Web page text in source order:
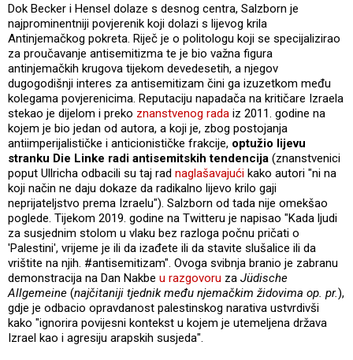
Dok Becker i Hensel dolaze s desnog centra, Salzborn je
najprominentniji povjerenik koji dolazi s lijevog krila
Antinjemačkog pokreta. Riječ je o politologu koji se specijalizirao
za proučavanje antisemitizma te je bio važna figura
antinjemačkih krugova tijekom devedesetih, a njegov
dugogodišnji interes za antisemitizam čini ga izuzetkom među
kolegama povjerenicima. Reputaciju napadača na kritičare Izraela
stekao je dijelom i preko znanstvenog rada iz 2011. godine na
kojem je bio jedan od autora, a koji je, zbog postojanja
antiimperijalističke i anticionističke frakcije, optužio lijevu
stranku Die Linke radi antisemitskih tendencija (znanstvenici
poput Ullricha odbacili su taj rad naglašavajući kako autori "ni na
koji način ne daju dokaze da radikalno lijevo krilo gaji
neprijateljstvo prema Izraelu"). Salzborn od tada nije omekšao
poglede. Tijekom 2019. godine na Twitteru je napisao "Kada ljudi
za susjednim stolom u vlaku bez razloga počnu pričati o
'Palestini', vrijeme je ili da izađete ili da stavite slušalice ili da
vrištite na njih. #antisemitizam". Ovoga svibnja branio je zabranu
demonstracija na Dan Nakbe u razgovoru za Jüdische
Allgemeine (najčitaniji tjednik među njemačkim židovima op. pr.),
gdje je odbacio opravdanost palestinskog narativa ustvrdivši
kako "ignorira povijesni kontekst u kojem je utemeljena država
Izrael kao i agresiju arapskih susjeda".